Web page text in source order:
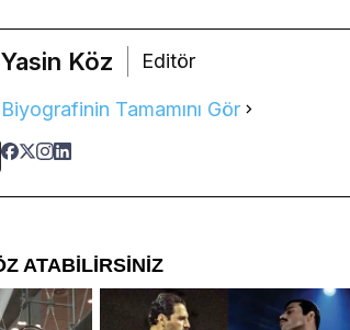
Yasin Köz Editör
Biyografinin Tamamını Gör